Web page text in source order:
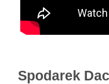
Spodarek